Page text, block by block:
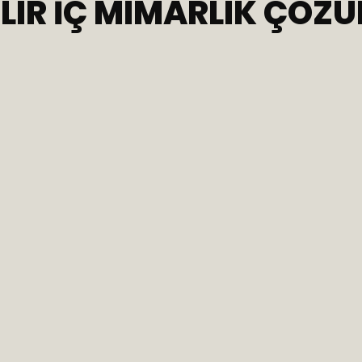
İÇ MIMARLIK